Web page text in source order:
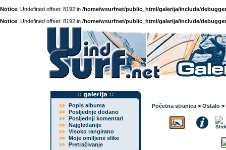
Notice: Undefined offset: 8192 in /home/wsurfnet/public_html/galerija/include/
Notice: Undefined offset: 8192 in /home/wsurfnet/public_html/galerija/include/
Popis albuma
Posljednje dodano
Posljednji komentari
Najgledanije
Visoko rangirano
Moje omiljene slike
Pretraživanje
Početna stranica > Ostalo >